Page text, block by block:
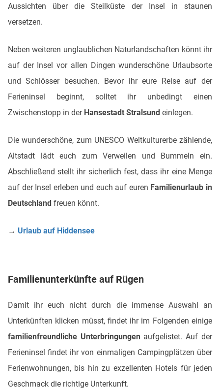
Aussichten über die Steilküste der Insel in staunen
versetzen.
Neben weiteren unglaublichen Naturlandschaften könnt ihr
auf der Insel vor allen Dingen wunderschöne Urlaubsorte
und Schlösser besuchen. Bevor ihr eure Reise auf der
Ferieninsel beginnt, solltet ihr unbedingt einen
Zwischenstopp in der Hansestadt Stralsund einlegen.
Die wunderschöne, zum UNESCO Weltkulturerbe zählende,
Altstadt lädt euch zum Verweilen und Bummeln ein.
Abschließend stellt ihr sicherlich fest, dass ihr eine Menge
auf der Insel erleben und euch auf euren Familienurlaub in
Deutschland freuen könnt.
→ Urlaub auf Hiddensee
Familienunterkünfte auf Rügen
Damit ihr euch nicht durch die immense Auswahl an
Unterkünften klicken müsst, findet ihr im Folgenden einige
familienfreundliche Unterbringungenaufgelistet. Auf der
Ferieninsel findet ihr von einmaligen Campingplätzen über
Ferienwohnungen, bis hin zu exzellenten Hotels für jeden
Geschmack die richtige Unterkunft.